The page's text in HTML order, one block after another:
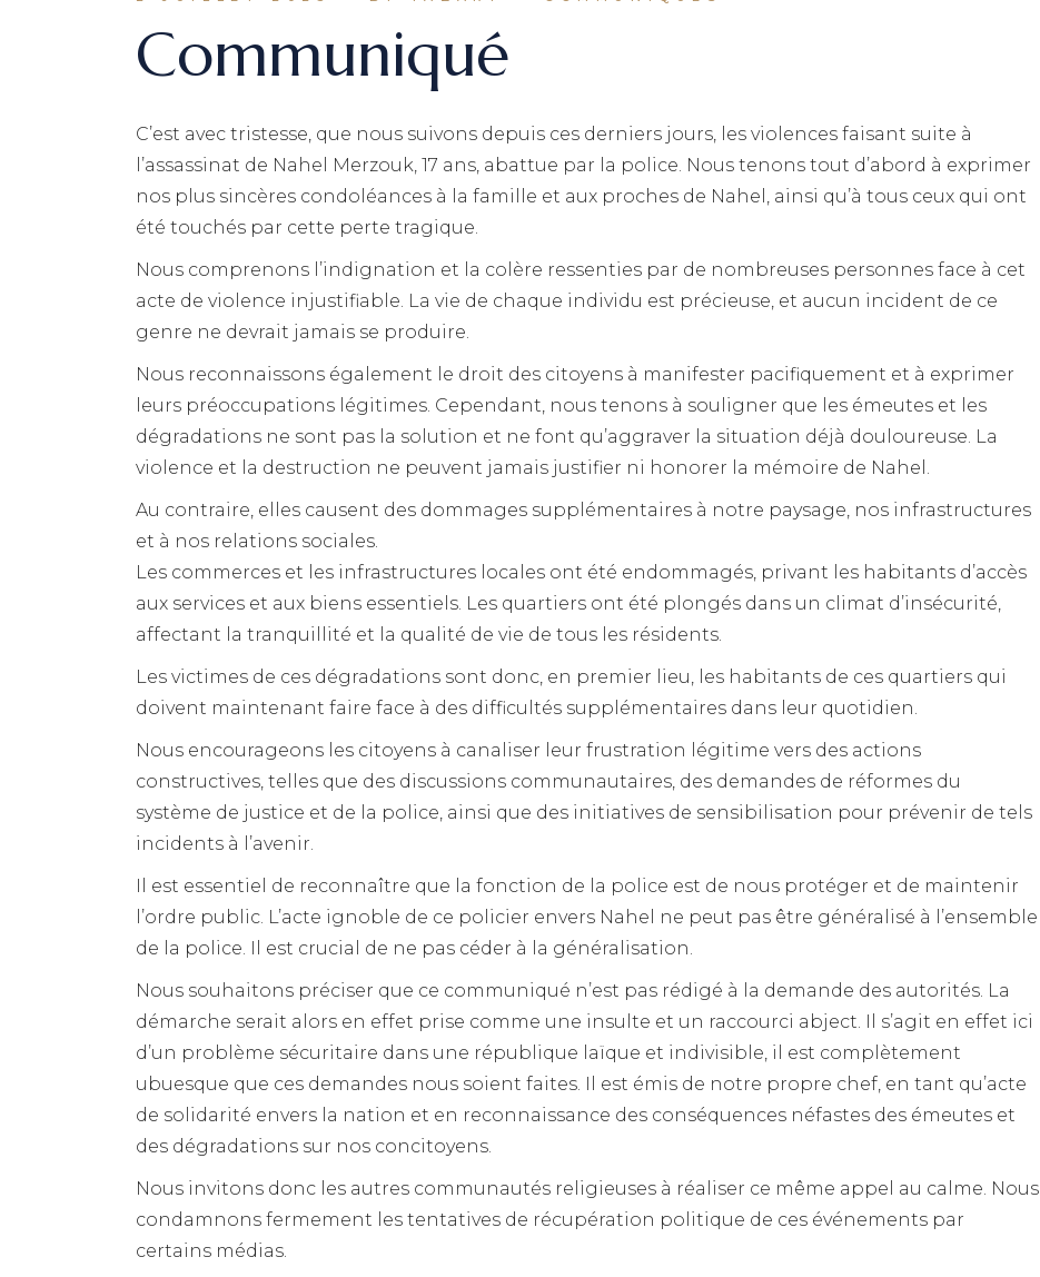
Communiqué
C’est avec tristesse, que nous suivons depuis ces derniers jours, les violences faisant suite à
l’assassinat de Nahel Merzouk, 17 ans, abattue par la police. Nous tenons tout d’abord à exprimer
nos plus sincères condoléances à la famille et aux proches de Nahel, ainsi qu’à tous ceux qui ont
été touchés par cette perte tragique.
Nous comprenons l’indignation et la colère ressenties par de nombreuses personnes face à cet
acte de violence injustifiable. La vie de chaque individu est précieuse, et aucun incident de ce
genre ne devrait jamais se produire.
Nous reconnaissons également le droit des citoyens à manifester pacifiquement et à exprimer
leurs préoccupations légitimes. Cependant, nous tenons à souligner que les émeutes et les
dégradations ne sont pas la solution et ne font qu’aggraver la situation déjà douloureuse. La
violence et la destruction ne peuvent jamais justifier ni honorer la mémoire de Nahel.
Au contraire, elles causent des dommages supplémentaires à notre paysage, nos infrastructures
et à nos relations sociales.
Les commerces et les infrastructures locales ont été endommagés, privant les habitants d’accès
aux services et aux biens essentiels. Les quartiers ont été plongés dans un climat d’insécurité,
affectant la tranquillité et la qualité de vie de tous les résidents.
Les victimes de ces dégradations sont donc, en premier lieu, les habitants de ces quartiers qui
doivent maintenant faire face à des difficultés supplémentaires dans leur quotidien.
Nous encourageons les citoyens à canaliser leur frustration légitime vers des actions
constructives, telles que des discussions communautaires, des demandes de réformes du
système de justice et de la police, ainsi que des initiatives de sensibilisation pour prévenir de tels
incidents à l’avenir.
Il est essentiel de reconnaître que la fonction de la police est de nous protéger et de maintenir
l’ordre public. L’acte ignoble de ce policier envers Nahel ne peut pas être généralisé à l’ensemble
de la police. Il est crucial de ne pas céder à la généralisation.
Nous souhaitons préciser que ce communiqué n’est pas rédigé à la demande des autorités. La
démarche serait alors en effet prise comme une insulte et un raccourci abject. Il s’agit en effet ici
d’un problème sécuritaire dans une république laïque et indivisible, il est complètement
ubuesque que ces demandes nous soient faites. Il est émis de notre propre chef, en tant qu’acte
de solidarité envers la nation et en reconnaissance des conséquences néfastes des émeutes et
des dégradations sur nos concitoyens.
Nous invitons donc les autres communautés religieuses à réaliser ce même appel au calme. Nous
condamnons fermement les tentatives de récupération politique de ces événements par
certains médias.